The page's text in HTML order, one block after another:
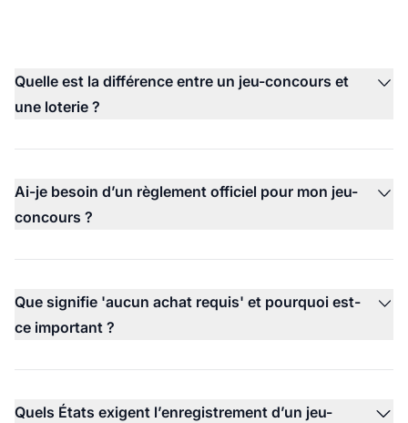
Quelle est la différence entre un jeu-concours et
une loterie ?
Ai-je besoin d’un règlement officiel pour mon jeu-
concours ?
Que signifie 'aucun achat requis' et pourquoi est-
ce important ?
Quels États exigent l’enregistrement d’un jeu-